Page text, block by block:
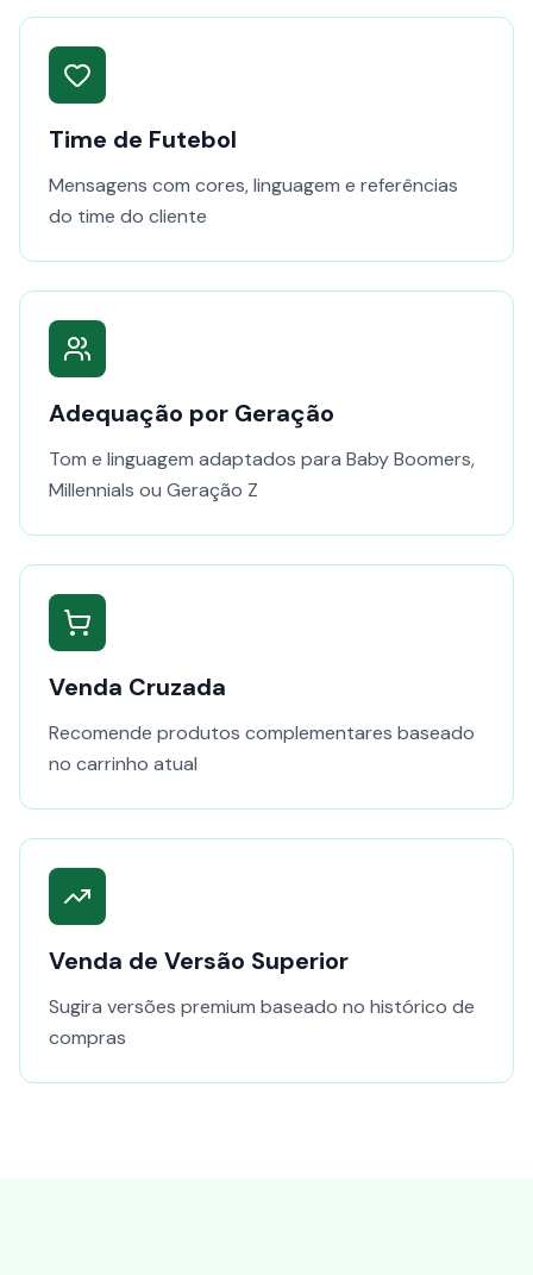
Time de Futebol
Mensagens com cores, linguagem e referências
do time do cliente
Adequação por Geração
Tom e linguagem adaptados para Baby Boomers,
Millennials ou Geração Z
Venda Cruzada
Recomende produtos complementares baseado
no carrinho atual
Venda de Versão Superior
Sugira versões premium baseado no histórico de
compras